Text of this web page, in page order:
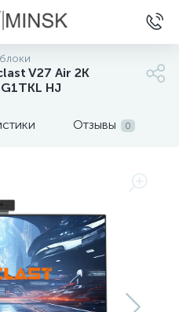
V27 Air 2K
HJ
Отзывы 0